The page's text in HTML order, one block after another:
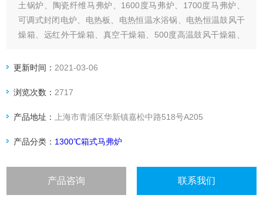
土锅炉、陶瓷纤维马弗炉、1600度马弗炉、1700度马弗炉、
可调式封闭电炉、电热板、电热恒温水浴锅、电热恒温鼓风干
燥箱、远红外干燥箱、真空干燥箱、500度高温鼓风干燥箱、
箱、人工气候箱等实验室常用设备已成为各省市大专院校及工
更新时间： 2021-03-06
浏览次数： 2717
产品地址： 上海市青浦区华新镇嘉松中路518号A205
产品分类： 1300℃箱式马弗炉
产品咨询 联系我们